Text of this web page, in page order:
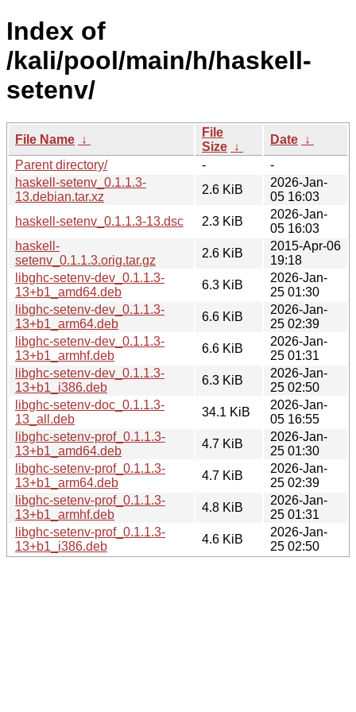
Index of
/kali/pool/main/h/haskell-
setenv/
File Name ↓
File
Size ↓
Date ↓
Parent directory/
-
-
haskell-setenv_0.1.1.3-
13.debian.tar.xz
2.6 KiB
2026-Jan-
05 16:03
haskell-setenv_0.1.1.3-13.dsc
2.3 KiB
2026-Jan-
05 16:03
haskell-
setenv_0.1.1.3.orig.tar.gz
2.6 KiB
2015-Apr-06
19:18
libghc-setenv-dev_0.1.1.3-
13+b1_amd64.deb
6.3 KiB
2026-Jan-
25 01:30
libghc-setenv-dev_0.1.1.3-
13+b1_arm64.deb
6.6 KiB
2026-Jan-
25 02:39
libghc-setenv-dev_0.1.1.3-
13+b1_armhf.deb
6.6 KiB
2026-Jan-
25 01:31
libghc-setenv-dev_0.1.1.3-
13+b1_i386.deb
6.3 KiB
2026-Jan-
25 02:50
libghc-setenv-doc_0.1.1.3-
13_all.deb
34.1 KiB
2026-Jan-
05 16:55
libghc-setenv-prof_0.1.1.3-
13+b1_amd64.deb
4.7 KiB
2026-Jan-
25 01:30
libghc-setenv-prof_0.1.1.3-
13+b1_arm64.deb
4.7 KiB
2026-Jan-
25 02:39
libghc-setenv-prof_0.1.1.3-
13+b1_armhf.deb
4.8 KiB
2026-Jan-
25 01:31
libghc-setenv-prof_0.1.1.3-
13+b1_i386.deb
4.6 KiB
2026-Jan-
25 02:50